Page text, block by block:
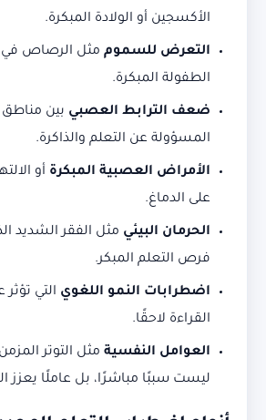
الأكسجين أو الولادة المبكرة.
التعرض للسموم مثل الرصاص
الطفولة المبكرة.
ضعف الترابط العصبي بين مناطق
المسؤولة عن التعلم والذاكرة.
الأمراض العصبية المبكرة أو
على الدماغ.
الحرمان البيئي مثل الفقر الشديد
فرص التعلم المبكر.
اضطرابات النمو اللغوي التي
القراءة لاحقًا.
العوامل النفسية مثل التوتر
ليست سببًا مباشرًا، بل عاملًا يعزز